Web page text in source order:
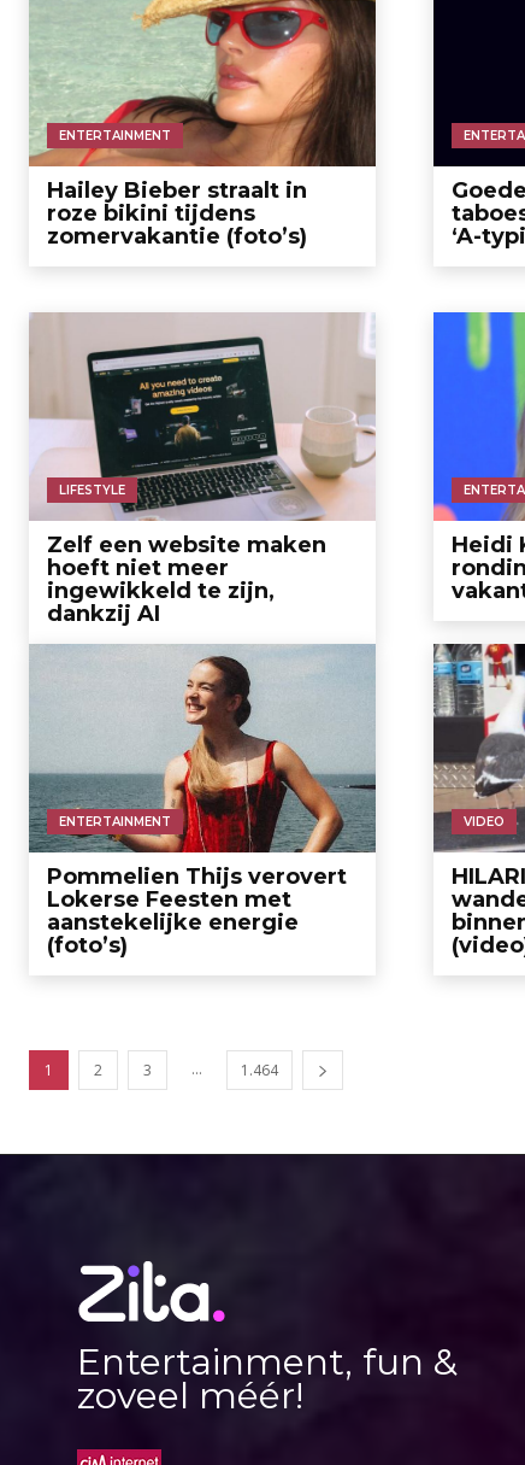
ENTERTAINMENT
Hailey Bieber straalt in
roze bikini tijdens
zomervakantie (foto’s)
‘A-
LIFESTYLE
Zelf een website maken
hoeft niet meer
ingewikkeld te zijn,
dankzij AI
Heidi
ENTERTAINMENT
Pommelien Thijs verovert
Lokerse Feesten met
aanstekelijke energie
(foto’s)
VIDEO
1 2 3 ... 1.464
Entertainment, fun &
zoveel méér!